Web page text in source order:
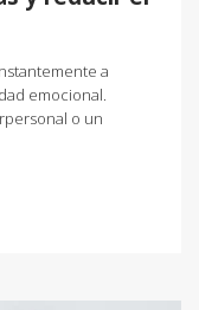
a
emocional.
o un